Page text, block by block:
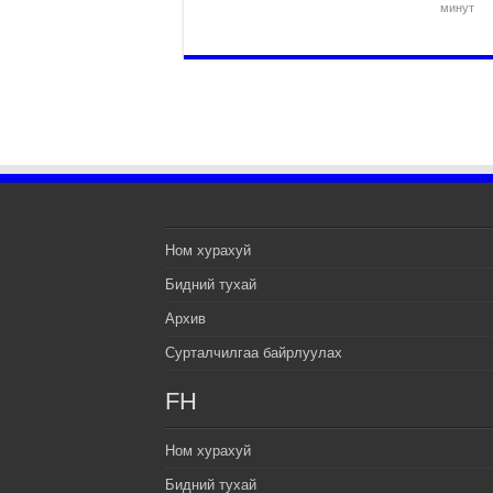
минут
Ном хурахуй
Бидний тухай
Архив
Сурталчилгаа байрлуулах
FH
Ном хурахуй
Бидний тухай